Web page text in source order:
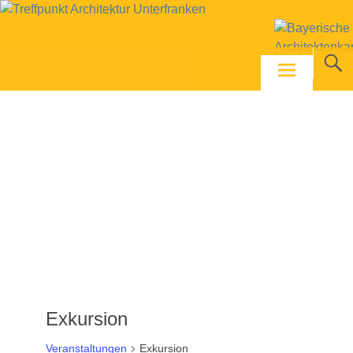
Skip
Exkursion
Veranstaltungen Exkursion